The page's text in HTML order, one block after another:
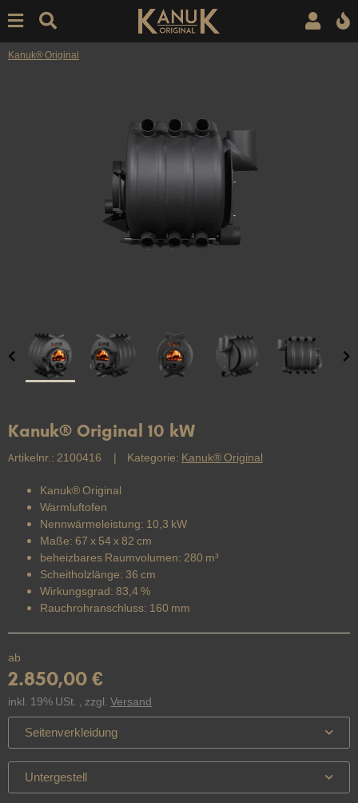
Kanuk® Original
Kanuk® Original 10 kW
Artikelnr.: 2100416 Kategorie: Kanuk® Original
Kanuk® Original
Warmluftofen
Nennwärmeleistung: 10,3 kW
Maße: 67 x 54 x 82 cm
beheizbares Raumvolumen: 280 m³
Scheitholzlänge: 36 cm
Wirkungsgrad: 83,4 %
Rauchrohranschluss: 160 mm
ab
2.850,00 €
inkl. 19% USt. , zzgl. Versand
Seitenverkleidung
Untergestell